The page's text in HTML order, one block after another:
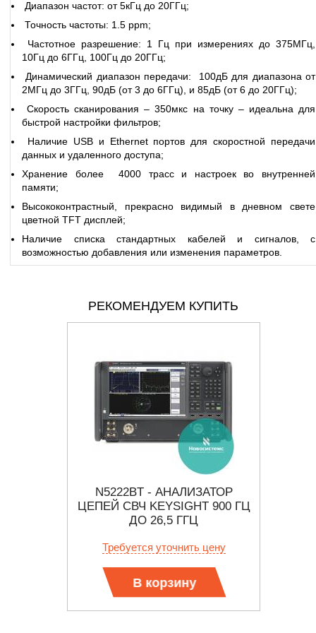
Диапазон частот: от 5кГц до 20ГГц;
Точность частоты: 1.5 ppm;
Частотное разрешение: 1 Гц при измерениях до 375МГц,
10Гц до 6ГГц, 100Гц до 20ГГц;
Динамический диапазон передачи: 100дБ для диапазона от
2МГц до 3ГГц, 90дБ (от 3 до 6ГГц), и 85дБ (от 6 до 20ГГц);
Скорость сканирования – 350мкс на точку – идеальна для
быстрой настройки фильтров;
Наличие USB и Ethernet портов для скоростной передачи
данных и удаленного доступа;
Хранение более 4000 трасс и настроек во внутренней
памяти;
Высококонтрастный, прекрасно видимый в дневном свете
цветной TFT дисплей;
Наличие списка стандартных кабелей и сигналов, с
возможностью добавления или изменения параметров.
РЕКОМЕНДУЕМ КУПИТЬ
N5222BT - АНАЛИЗАТОР
ЦЕПЕЙ СВЧ KEYSIGHT 900 ГЦ
ДО 26,5 ГГЦ
Требуется уточнить цену
В корзину